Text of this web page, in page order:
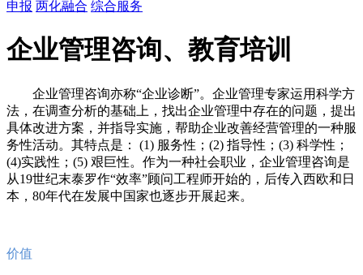
申报 两化融合 综合服务
企业管理咨询、教育培训
企业管理咨询亦称“企业诊断”。企业管理专家运用科学方
法，在调查分析的基础上，找出企业管理中存在的问题，提出
具体改进方案，并指导实施，帮助企业改善经营管理的一种服
务性活动。其特点是： (1) 服务性；(2) 指导性；(3) 科学性；
(4)实践性；(5) 艰巨性。作为一种社会职业，企业管理咨询是
从19世纪末泰罗作“效率”顾问工程师开始的，后传入西欧和日
本，80年代在发展中国家也逐步开展起来。
价值